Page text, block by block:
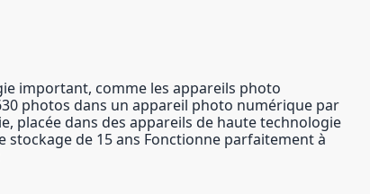
important, comme les appareils photo
photos dans un appareil photo numérique par
placée dans des appareils de haute technologie
stockage de 15 ans Fonctionne parfaitement à